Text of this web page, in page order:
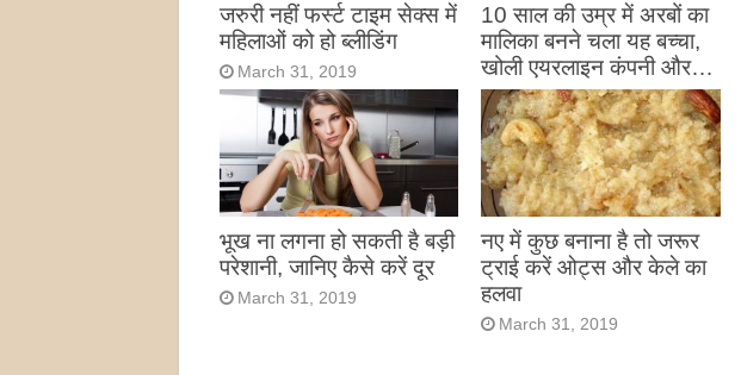
जरुरी नहीं फर्स्ट टाइम सेक्स में
महिलाओं को हो ब्लीडिंग
March 31, 2019
10 साल की उम्र में अरबों का
मालिका बनने चला यह बच्चा,
खोली एयरलाइन कंपनी और…
March 31, 2019
भूख ना लगना हो सकती है बड़ी
परेशानी, जानिए कैसे करें दूर
March 31, 2019
नए में कुछ बनाना है तो जरूर
ट्राई करें ओट्स और केले का
हलवा
March 31, 2019